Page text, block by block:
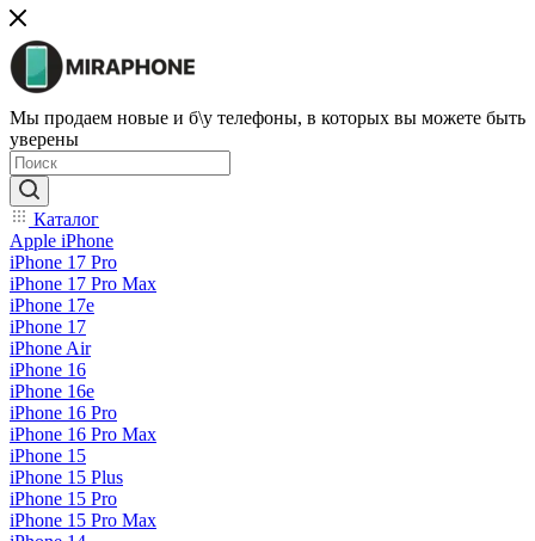
Мы продаем новые и б\у телефоны, в которых вы можете быть
уверены
Каталог
Apple iPhone
iPhone 17 Pro
iPhone 17 Pro Max
iPhone 17e
iPhone 17
iPhone Air
iPhone 16
iPhone 16e
iPhone 16 Pro
iPhone 16 Pro Max
iPhone 15
iPhone 15 Plus
iPhone 15 Pro
iPhone 15 Pro Max